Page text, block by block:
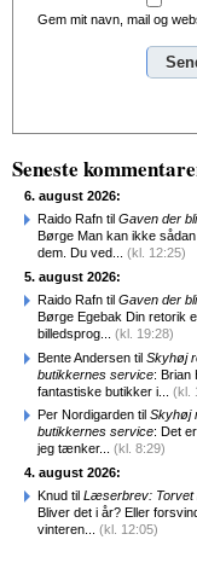
Gem mit navn, mail og
Seneste
6. august 2026:
Raido Rafn til Gaven der
Børge Man kan ikke
dem. Du ved... (kl. 12:25)
5. august 2026:
Raido Rafn til Gaven der
Børge Egebak Din retorik
billedsprog... (kl. 19:28)
Bente Andersen til Skyhøj
butikkernes service: Brian
fantastiske butikker i... (kl.
Per Nordigarden til Skyhøj
butikkernes service: Det
jeg tænker... (kl. 8:29)
4. august 2026:
Knud til Læserbrev: Torvet
Bliver det i år? Eller
vinteren... (kl. 12:05)